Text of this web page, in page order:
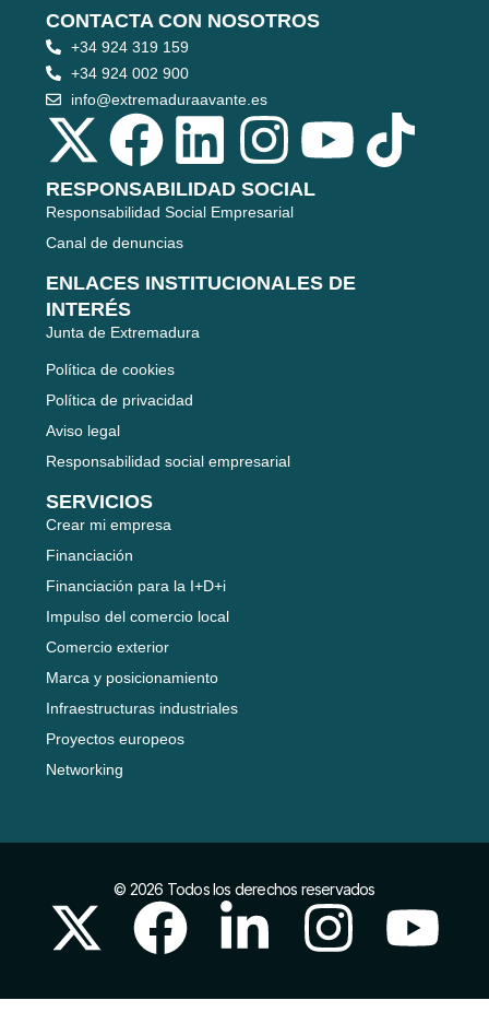
CONTACTA CON NOSOTROS
+34 924 319 159
+34 924 002 900
info@extremaduraavante.es
RESPONSABILIDAD SOCIAL
Responsabilidad Social Empresarial
Canal de denuncias
ENLACES INSTITUCIONALES DE
INTERÉS
Junta de Extremadura
Política de cookies
Política de privacidad
Aviso legal
Responsabilidad social empresarial
SERVICIOS
Crear mi empresa
Financiación
Financiación para la I+D+i
Impulso del comercio local
Comercio exterior
Marca y posicionamiento
Infraestructuras industriales
Proyectos europeos
Networking
© 2026 Todos los derechos reservados